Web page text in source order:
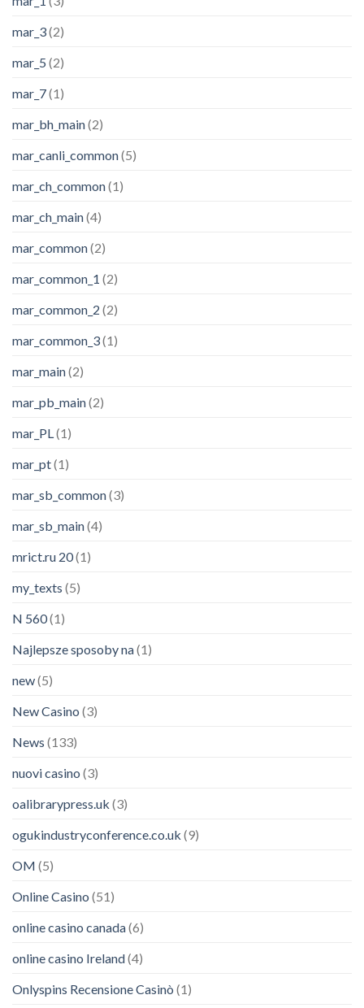
mar_3(2)
mar_5 (2)
mar_7(1)
mar_bh_main(2)
mar_canli_common(5)
mar_ch_common(1)
mar_ch_main(4)
mar_common(2)
mar_common_1 (2)
mar_common_2 (2)
mar_common_3(1)
mar_main(2)
mar_pb_main(2)
mar_PL(1)
mar_pt(1)
mar_sb_common(3)
mar_sb_main(4)
mrict.ru 20(1)
my_texts (5)
N 560(1)
Najlepsze sposoby na(1)
new(5)
New Casino (3)
News (133)
nuovi casino (3)
oalibrarypress.uk (3)
ogukindustryconference.co.uk (9)
OM (5)
Online Casino (51)
online casino canada(6)
online casino Ireland(4)
Onlyspins Recensione Casinò (1)